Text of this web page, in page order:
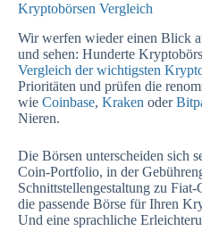
Kryptobörsen Vergleich
Wir werfen wieder einen Blick
und sehen: Hunderte
Vergleich der wichtigsten
Prioritäten und prüfen die
wie Coinbase, Kraken oder
Nieren.
Die Börsen unterscheiden sich
Coin-Portfolio, in der
Schnittstellengestaltung zu
die passende Börse für Ihren
Und eine sprachliche